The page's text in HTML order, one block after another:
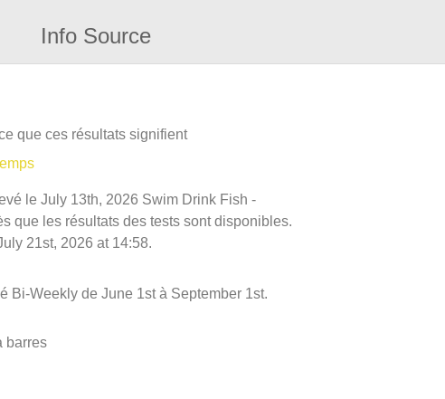
Info Source
que ces résultats signifient
le July 13th, 2026 Swim Drink Fish -
que les résultats des tests sont disponibles.
21st, 2026 at 14:58.
Bi-Weekly de June 1st à September 1st.
barres